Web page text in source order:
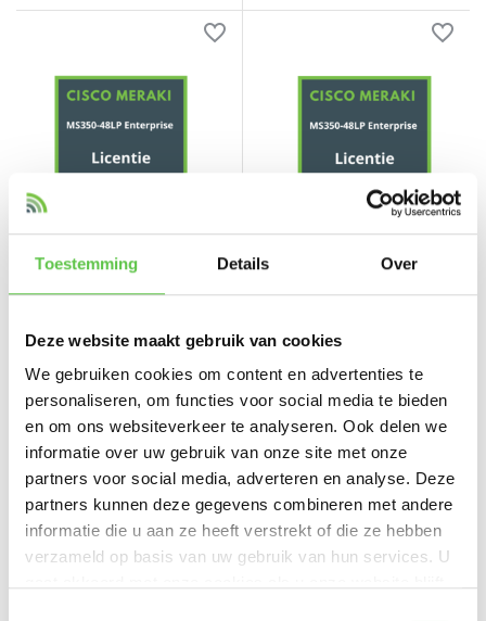
Toestemming Details Over
Deze website maakt gebruik van cookies
We gebruiken cookies om content en advertenties te
personaliseren, om functies voor social media te bieden
en om ons websiteverkeer te analyseren. Ook delen we
informatie over uw gebruik van onze site met onze
partners voor social media, adverteren en analyse. Deze
partners kunnen deze gegevens combineren met andere
informatie die u aan ze heeft verstrekt of die ze hebben
verzameld op basis van uw gebruik van hun services. U
Vergelijk
€1.399,00
Excl. btw
Vergelijk
Licentie om een Switch ...
€1.100,00
Excl. btw